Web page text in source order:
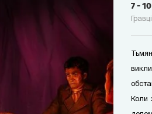
7-10
Коли